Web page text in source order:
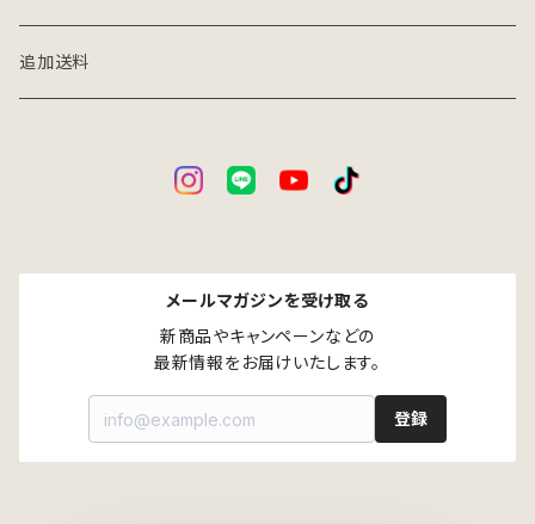
アイアン×ウッドインテリア
家庭用台車
追加送料
メールマガジンを受け取る
新商品やキャンペーンなどの
最新情報をお届けいたします。
登録